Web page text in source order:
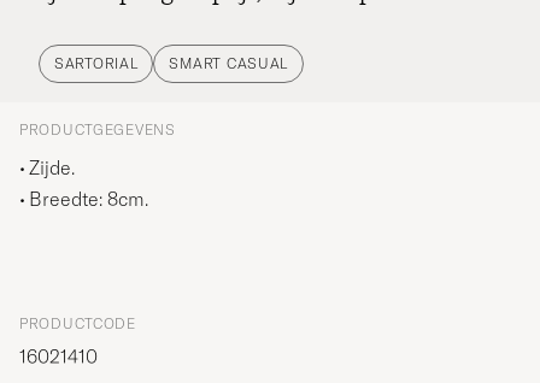
SARTORIAL SMART CASUAL
PRODUCTGEGEVENS
Zijde.
Breedte: 8cm.
PRODUCTCODE
16021410